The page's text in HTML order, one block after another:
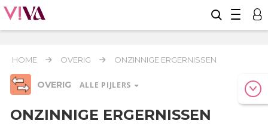
HOME OVERIG ONZINNIGE ERGERNISSEN
OVERIG ALLE PIJLERS
ONZINNIGE ERGERNISSEN